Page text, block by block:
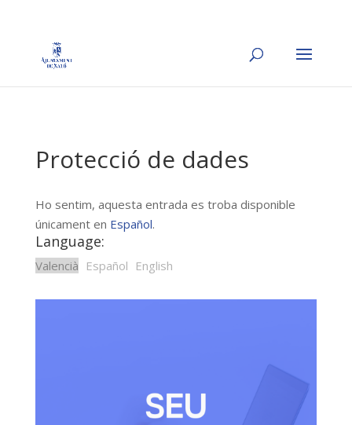
Protecció de dades
Ho sentim, aquesta entrada es troba disponible
únicament en Español.
Language:
Valencià Español English